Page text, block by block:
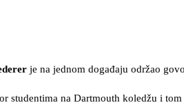
je na jednom događaju održao
studentima na Dartmouth koledžu i